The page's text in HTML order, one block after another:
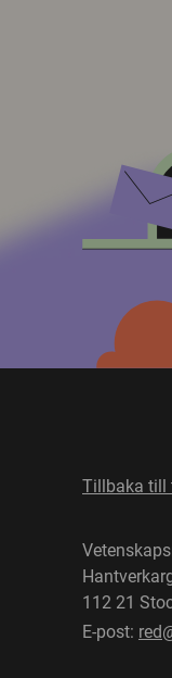
Tillbaka till
112 21
E-post: